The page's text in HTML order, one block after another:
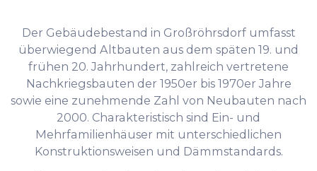
Der Gebäudebestand in Großröhrsdorf umfasst
überwiegend Altbauten aus dem späten 19. und
frühen 20. Jahrhundert, zahlreich vertretene
Nachkriegsbauten der 1950er bis 1970er Jahre
sowie eine zunehmende Zahl von Neubauten nach
2000. Charakteristisch sind Ein- und
Mehrfamilienhäuser mit unterschiedlichen
Konstruktionsweisen und Dämmstandards.